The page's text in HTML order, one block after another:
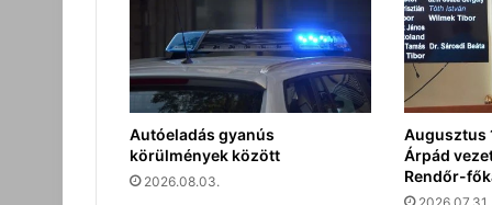
Autóeladás gyanús
körülmények között
2026.08.03.
Augusztus
Árpád
Rendőr-